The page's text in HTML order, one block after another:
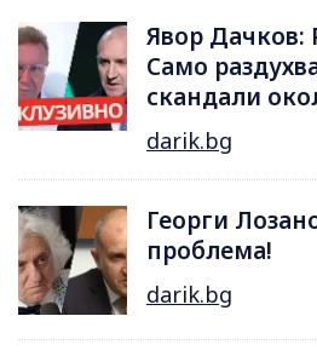
Явор Дачков:
Само
скандали
darik.bg
Георги
проблема!
darik.bg